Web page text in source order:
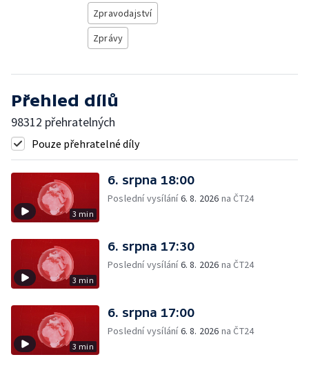
Zpravodajství
Zprávy
Přehled dílů
98312 přehratelných
Pouze přehratelné díly
3 min
6. srpna 18:00
Poslední vysílání6. 8. 2026 na ČT24
3 min
6. srpna 17:30
Poslední vysílání6. 8. 2026 na ČT24
3 min
6. srpna 17:00
Poslední vysílání6. 8. 2026 na ČT24